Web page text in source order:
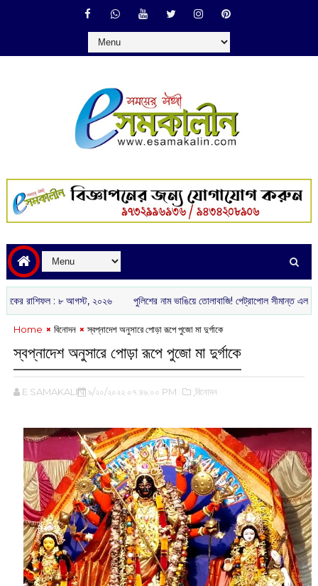
:‌ ‌‌৮ আগস্ট, ২০২৬ পুলিশের নাম ভাঙিয়ে তোলাবাজি! পেট্রাপোল সীমান্ত এলাকা থেকে
Home বিনোদন স্বপ্নাদেশ অনুসারে‌ পোড়া রূপে পুজো মা দুর্গাকে
স্বপ্নাদেশ অনুসারে‌ পোড়া রূপে পুজো মা দুর্গাকে
E SAMAKALIN ৯/২০/২০২২ ০৭:৪৬:০০ PM ,বিনোদন